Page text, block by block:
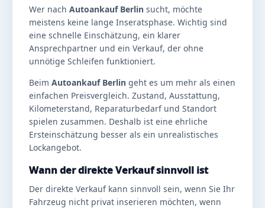
Wer nach Autoankauf Berlin sucht, möchte
meistens keine lange Inseratsphase. Wichtig sind
eine schnelle Einschätzung, ein klarer
Ansprechpartner und ein Verkauf, der ohne
unnötige Schleifen funktioniert.
Beim Autoankauf Berlin geht es um mehr als einen
einfachen Preisvergleich. Zustand, Ausstattung,
Kilometerstand, Reparaturbedarf und Standort
spielen zusammen. Deshalb ist eine ehrliche
Ersteinschätzung besser als ein unrealistisches
Lockangebot.
Wann der direkte Verkauf sinnvoll ist
Der direkte Verkauf kann sinnvoll sein, wenn Sie Ihr
Fahrzeug nicht privat inserieren möchten, wenn